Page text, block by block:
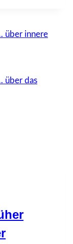
über innere
über das